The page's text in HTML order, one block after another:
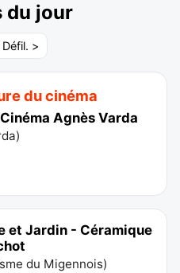
du jour
Défil. >
du cinéma
Agnès Varda
)
et Jardin - Céramique
du Migennois)